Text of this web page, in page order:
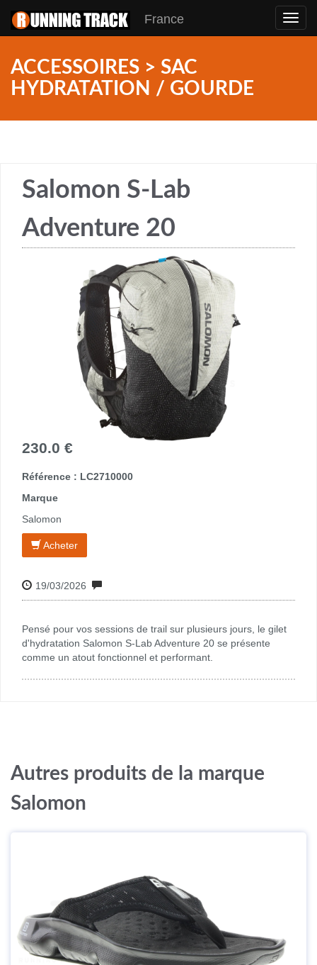
France
ACCESSOIRES > SAC
HYDRATATION / GOURDE
Salomon S-Lab
Adventure 20
230.0 €
Référence : LC2710000
Marque
Salomon
Acheter
19/03/2026
Pensé pour vos sessions de trail sur plusieurs jours, le gilet
d'hydratation Salomon S-Lab Adventure 20 se présente
comme un atout fonctionnel et performant.
Autres produits de la marque
Salomon